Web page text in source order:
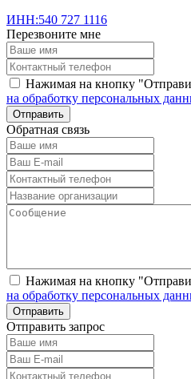
ИНН:540 727 1116
Перезвоните мне
Нажимая на кнопку
на обработку персональных
Обратная связь
Нажимая на кнопку
на обработку персональных
Отправить запрос